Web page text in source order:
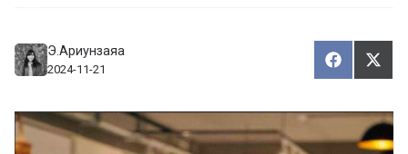
Э.Ариунзаяа
2024-11-21
Х
у
а
л
Т
ү
э
э
х